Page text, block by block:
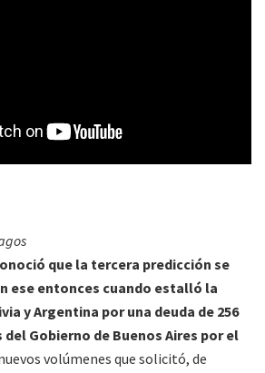
que la tercera predicción se
ese entonces cuando estalló la
y Argentina por una deuda de 256
Gobierno de Buenos Aires por el
volúmenes que solicitó, de